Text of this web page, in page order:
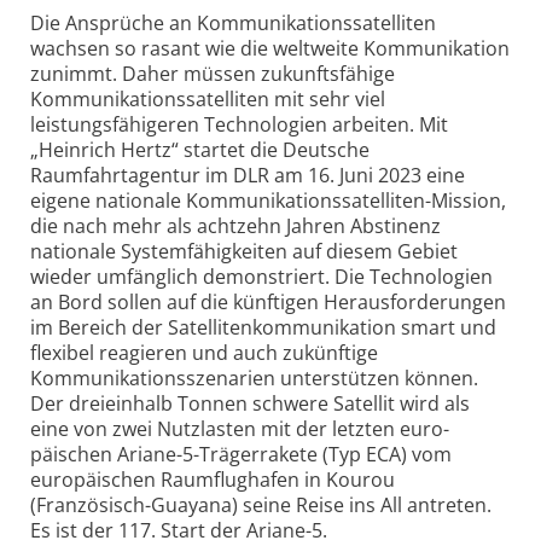
Die Ansprüche an Kommunikations­satelliten
wachsen so rasant wie die weltweite Kommunikation
zunimmt. Daher müssen zukunftsfähige
Kommunikations­satelliten mit sehr viel
leistungsfähigeren Technologien arbeiten. Mit
„Heinrich Hertz“ startet die Deutsche
Raumfahrtagentur im DLR am 16. Juni 2023 eine
eigene nationale Kommunikations­satelliten-Mission,
die nach mehr als achtzehn Jahren Abstinenz
nationale Systemfähig­keiten auf diesem Gebiet
wieder umfänglich demonstriert. Die Technologien
an Bord sollen auf die künftigen Herausforderungen
im Bereich der Satelliten­kommunikation smart und
flexibel reagieren und auch zukünftige
Kommunikations­szenarien unterstützen können.
Der dreieinhalb Tonnen schwere Satellit wird als
eine von zwei Nutzlasten mit der letzten euro­
päischen Ariane-5-Trägerrakete (Typ ECA) vom
europäischen Raum­flughafen in Kourou
(Französisch-Guayana) seine Reise ins All antreten.
Es ist der 117. Start der Ariane-5.